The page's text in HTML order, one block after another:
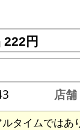
店舗
タイムではあ